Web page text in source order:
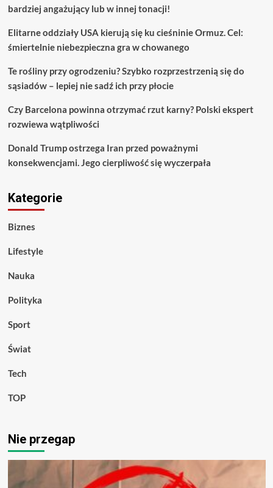
bardziej angażujący lub w innej tonacji!
Elitarne oddziały USA kierują się ku cieśninie Ormuz. Cel:
śmiertelnie niebezpieczna gra w chowanego
Te rośliny przy ogrodzeniu? Szybko rozprzestrzenią się do
sąsiadów – lepiej nie sadź ich przy płocie
Czy Barcelona powinna otrzymać rzut karny? Polski ekspert
rozwiewa wątpliwości
Donald Trump ostrzega Iran przed poważnymi
konsekwencjami. Jego cierpliwość się wyczerpała
Kategorie
Biznes
Lifestyle
Nauka
Polityka
Sport
Świat
Tech
TOP
Nie przegap